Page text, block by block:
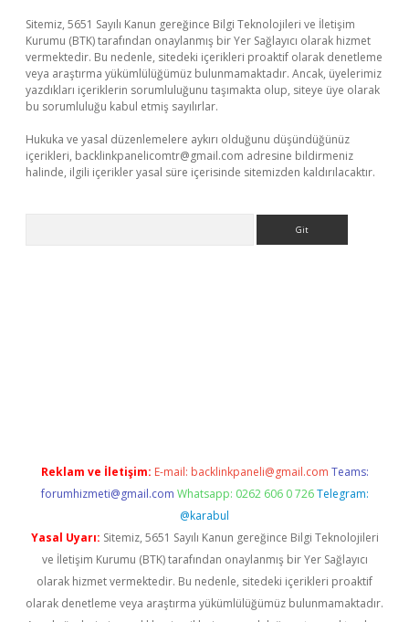
Sitemiz, 5651 Sayılı Kanun gereğince Bilgi Teknolojileri ve İletişim
Kurumu (BTK) tarafından onaylanmış bir Yer Sağlayıcı olarak hizmet
vermektedir. Bu nedenle, sitedeki içerikleri proaktif olarak denetleme
veya araştırma yükümlülüğümüz bulunmamaktadır. Ancak, üyelerimiz
yazdıkları içeriklerin sorumluluğunu taşımakta olup, siteye üye olarak
bu sorumluluğu kabul etmiş sayılırlar.
Hukuka ve yasal düzenlemelere aykırı olduğunu düşündüğünüz
içerikleri, backlinkpanelicomtr@gmail.com adresine bildirmeniz
halinde, ilgili içerikler yasal süre içerisinde sitemizden kaldırılacaktır.
Reklam ve İletişim: E-mail: backlinkpaneli@gmail.com Teams:
forumhizmeti@gmail.com Whatsapp: 0262 606 0 726 Telegram:
@karabul
Yasal Uyarı: Sitemiz, 5651 Sayılı Kanun gereğince Bilgi Teknolojileri
ve İletişim Kurumu (BTK) tarafından onaylanmış bir Yer Sağlayıcı
olarak hizmet vermektedir. Bu nedenle, sitedeki içerikleri proaktif
olarak denetleme veya araştırma yükümlülüğümüz bulunmamaktadır.